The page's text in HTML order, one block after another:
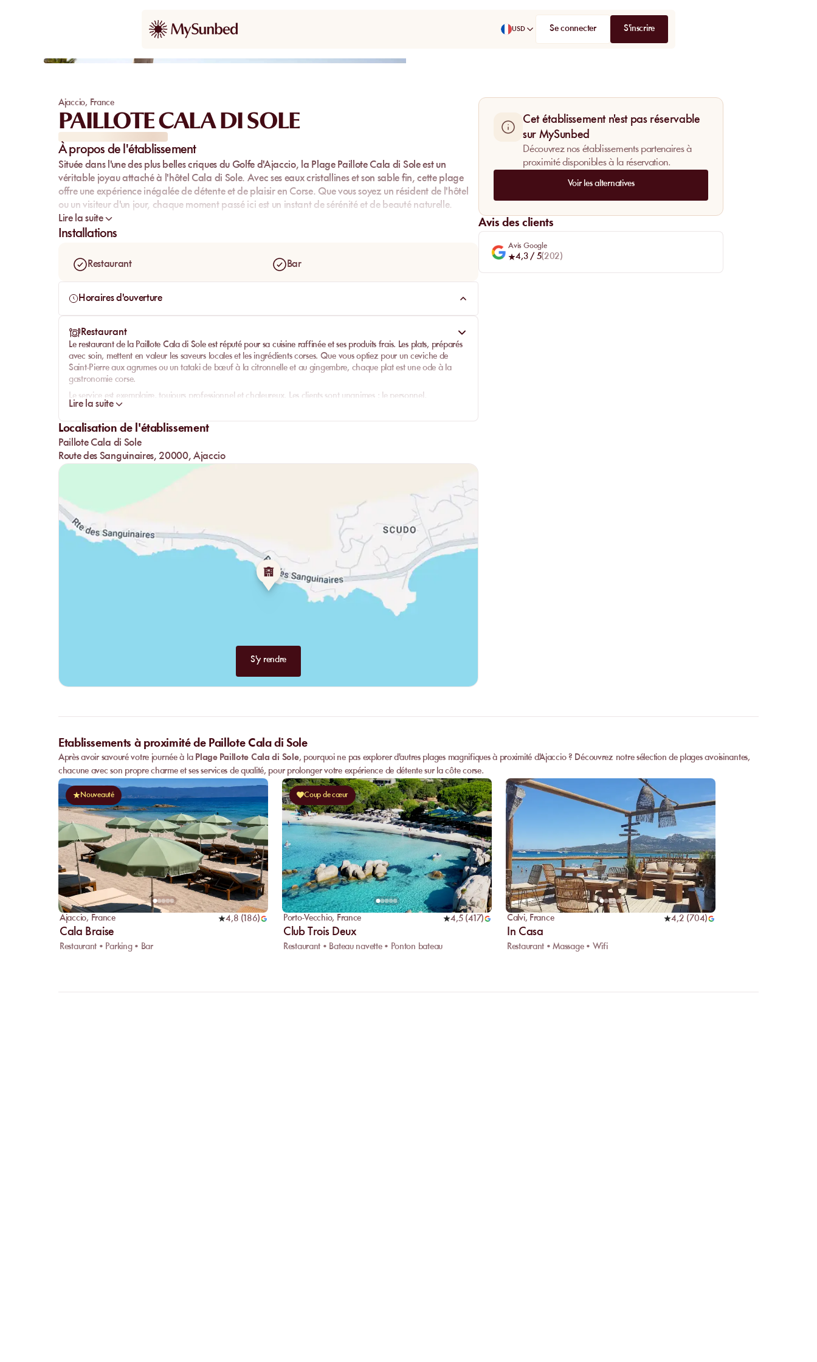
USD Se connecter
S'inscrire
Ajaccio, France
PAILLOTE CALA DI SOLE
À propos de l'établissement
Située dans l'une des plus belles criques du Golfe d'Ajaccio, la Plage Paillote Cala di Soleest un
véritable joyau attaché à l'hôtel Cala di Sole. Avec ses eaux cristallines et son sable fin, cette plage
offre une expérience inégalée de détente et de plaisir en Corse. Que vous soyez un résident de l'hôtel
ou un visiteur d'un jour, chaque moment passé ici est un instant de sérénité et de beauté naturelle.
Lire la suite
Installations
Restaurant Bar
Horaires d'ouverture
Restaurant
Le restaurant de la Paillote Cala di Soleest réputé pour sa cuisine raffinée et ses produits frais. Les plats, préparés
avec soin, mettent en valeur les saveurs locales et les ingrédients corses. Que vous optiez pour un ceviche de
Saint-Pierre aux agrumes ou un tataki de bœuf à la citronnelle et au gingembre, chaque plat est une ode à la
gastronomie corse.
Le service est exemplaire, toujours professionnel et chaleureux. Les clients sont unanimes : le personnel,
notamment Samy, ajoute une touche personnelle à chaque visite, assurant une expérience culinaire
exceptionnelle. Bien que les prix puissent sembler élevés, ils reflètent la qualité des plats et le cadre unique du lieu.
Un digestif à la myrthe est souvent offert, ajoutant une touche finale à un repas déjà parfait.
Lire la suite
Localisation de l'établissement
Paillote Cala di Sole
Route des Sanguinaires, 20000, Ajaccio
S'y rendre
Cet établissement n'est pas réservable
sur MySunbed
Découvrez nos établissements partenaires à
proximité disponibles à la réservation.
Voir les alternatives
Avis des clients
Avis Google
4,3/ 5(202)
Etablissements à proximité de Paillote Cala di Sole
Après avoir savouré votre journée à la Plage Paillote Cala di Sole, pourquoi ne pas explorer d'autres plages magnifiques à proximité d'Ajaccio ? Découvrez notre sélection de plages avoisinantes,
chacune avec son propre charme et ses services de qualité, pour prolonger votre expérience de détente sur la côte corse.
Nouveauté
Ajaccio, France 4,8 (186)
Cala Braise
Restaurant • Parking • Bar
Coup de cœur
Porto-Vecchio, France 4,5(417)
Club Trois Deux
Restaurant • Bateau navette • Ponton bateau
Calvi, France 4,2 (704)
In Casa
Restaurant • Massage • Wifi